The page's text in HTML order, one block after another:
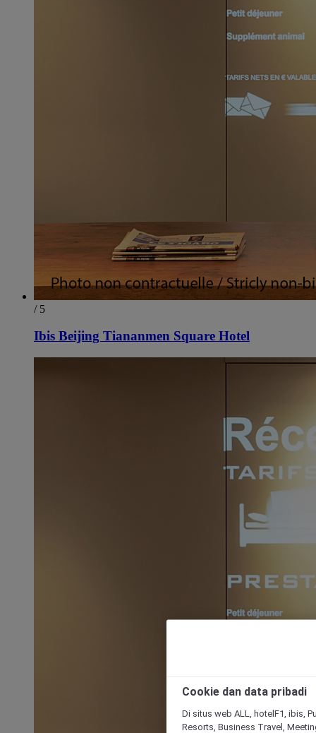
/ 5
Ibis Beijing Tiananmen Square Hotel
Cookie dan data pribadi
Di situs web ALL, hotelF1, ibis,
Resorts, Business Travel,